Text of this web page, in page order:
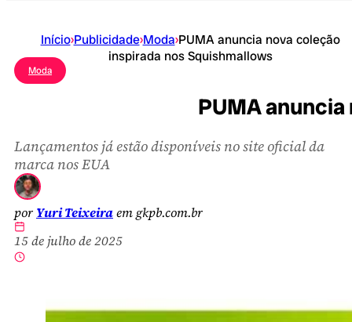
Início›Publicidade›Moda›PUMA anuncia nova coleção
inspirada nos Squishmallows
Moda
PUMA
Lançamentos já estão disponíveis no site oficial da
marca nos EUA
por Yuri Teixeiraem gkpb.com.br
15 de julho de 2025